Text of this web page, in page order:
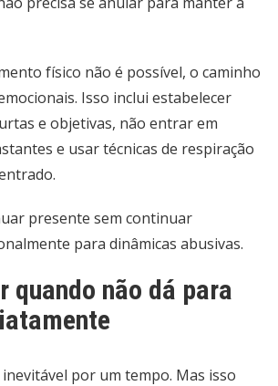
físico não é possível, o caminho
Isso inclui estabelecer
e objetivas, não entrar em
e usar técnicas de respiração
presente sem continuar
para dinâmicas abusivas.
quando não dá para
inevitável por um tempo. Mas isso